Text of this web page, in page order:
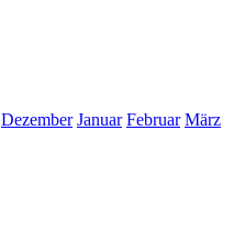
Dezember Januar Februar März